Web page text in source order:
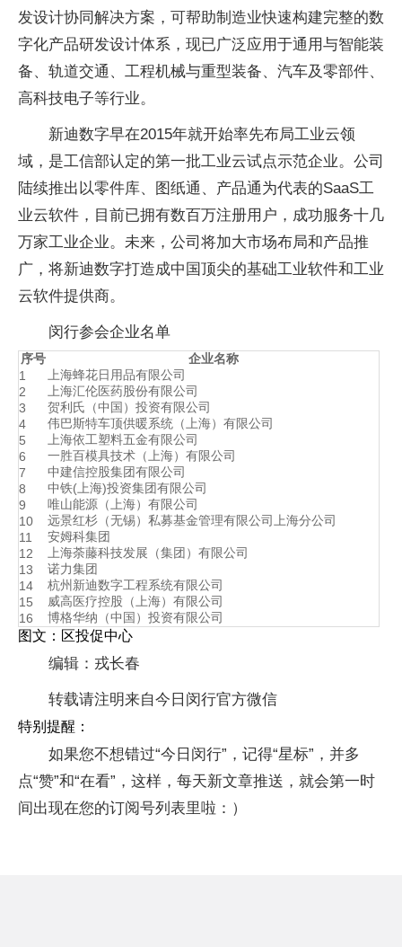
发设计协同解决方案，可帮助制造业快速构建完整的数
字化产品研发设计体系，现已广泛应用于通用与智能装
备、轨道交通、工程机械与重型装备、汽车及零部件、
高科技电子等行业。
新迪数字早在2015年就开始率先布局工业云领
域，是工信部认定的第一批工业云试点示范企业。公司
陆续推出以零件库、图纸通、产品通为代表的SaaS工
业云软件，目前已拥有数百万注册用户，成功服务十几
万家工业企业。未来，公司将加大市场布局和产品推
广，将新迪数字打造成中国顶尖的基础工业软件和工业
云软件提供商。
闵行参会企业名单
序号
企业名称
1
上海蜂花日用品有限公司
2
上海汇伦医药股份有限公司
3
贺利氏（中国）投资有限公司
4
伟巴斯特车顶供暖系统（上海）有限公司
5
上海依工塑料五金有限公司
6
一胜百模具技术（上海）有限公司
7
中建信控股集团有限公司
8
中铁(上海)投资集团有限公司
9
唯山能源（上海）有限公司
10
远景红杉（无锡）私募基金管理有限公司上海分公司
11
安姆科集团
12
上海荼藤科技发展（集团）有限公司
13
诺力集团
14
杭州新迪数字工程系统有限公司
15
威高医疗控股（上海）有限公司
16
博格华纳（中国）投资有限公司
图文：区投促中心
编辑：戎长春
转载请注明来自今日闵行官方微信
特别提醒：
如果您不想错过“今日闵行”，记得“星标”，并多
点“赞”和“在看”，这样，每天新文章推送，就会第一时
间出现在您的订阅号列表里啦：）